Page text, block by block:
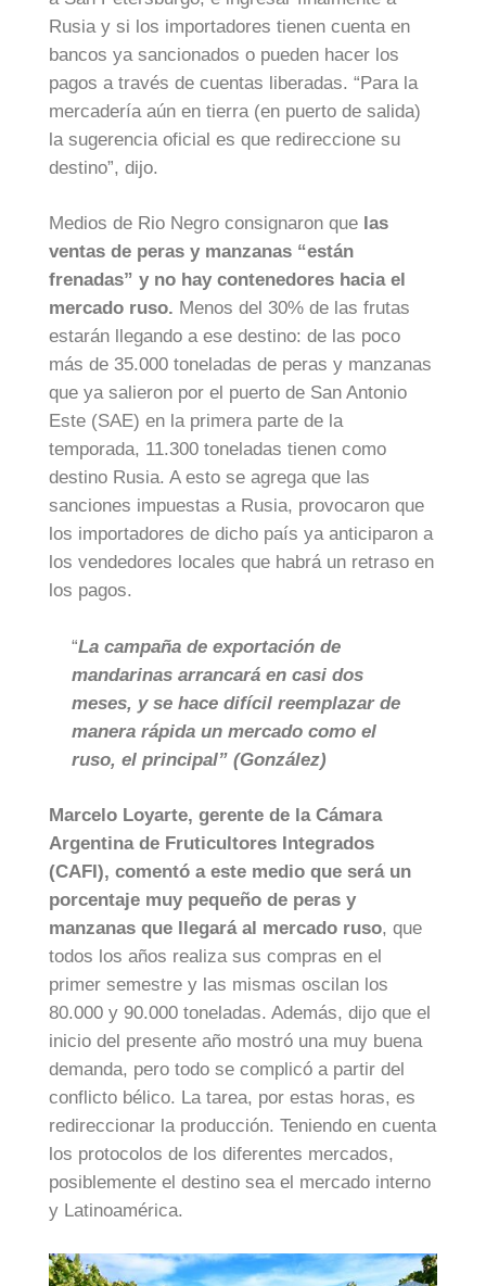
Rusia y si los importadores tienen cuenta en
bancos ya sancionados o pueden hacer los
pagos a través de cuentas liberadas. “Para la
mercadería aún en tierra (en puerto de salida)
la sugerencia oficial es que redireccione su
destino”, dijo.
Medios de Rio Negro consignaron que las
ventas de peras y manzanas “están
frenadas” y no hay contenedores hacia el
mercado ruso. Menos del 30% de las frutas
estarán llegando a ese destino: de las poco
más de 35.000 toneladas de peras y manzanas
que ya salieron por el puerto de San Antonio
Este (SAE) en la primera parte de la
temporada, 11.300 toneladas tienen como
destino Rusia. A esto se agrega que las
sanciones impuestas a Rusia, provocaron que
los importadores de dicho país ya anticiparon a
los vendedores locales que habrá un retraso en
los pagos.
“La campaña de exportación de
mandarinas arrancará en casi dos
meses, y se hace difícil reemplazar de
manera rápida un mercado como el
ruso, el principal” (González)
Marcelo Loyarte, gerente de la Cámara
Argentina de Fruticultores Integrados
(CAFI), comentó a este medio que será un
porcentaje muy pequeño de peras y
manzanas que llegará al mercado ruso, que
todos los años realiza sus compras en el
primer semestre y las mismas oscilan los
80.000 y 90.000 toneladas. Además, dijo que el
inicio del presente año mostró una muy buena
demanda, pero todo se complicó a partir del
conflicto bélico. La tarea, por estas horas, es
redireccionar la producción. Teniendo en cuenta
los protocolos de los diferentes mercados,
posiblemente el destino sea el mercado interno
y Latinoamérica.